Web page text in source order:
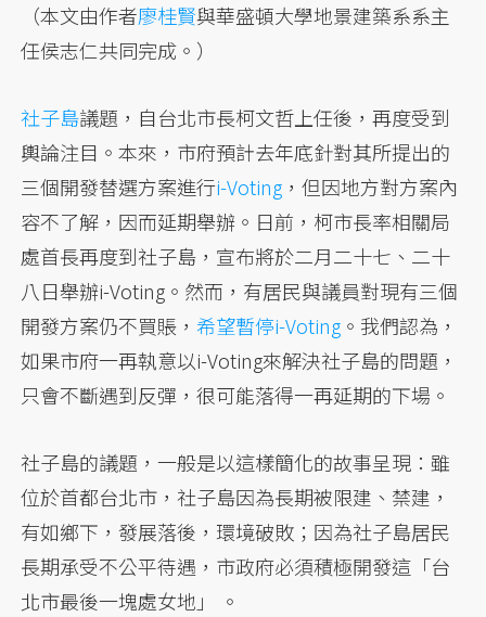
（本文由作者廖桂賢與華盛頓大學地景建築系系主
任侯志仁共同完成。）
社子島議題，自台北市長柯文哲上任後，再度受到
輿論注目。本來，市府預計去年底針對其所提出的
三個開發替選方案進行i-Voting ，但因地方對方案內
容不了解，因而延期舉辦。日前，柯市長率相關局
處首長再度到社子島，宣布將於二月二十七、二十
八日舉辦i-Voting。然而，有居民與議員對現有三個
開發方案仍不買賬，希望暫停i-Voting 。我們認為，
如果市府一再執意以i-Voting來解決社子島的問題，
只會不斷遇到反彈，很可能落得一再延期的下場。
社子島的議題，一般是以這樣簡化的故事呈現：雖
位於首都台北市，社子島因為長期被限建、禁建，
有如鄉下，發展落後，環境破敗；因為社子島居民
長期承受不公平待遇，市政府必須積極開發這「台
北市最後一塊處女地」 。